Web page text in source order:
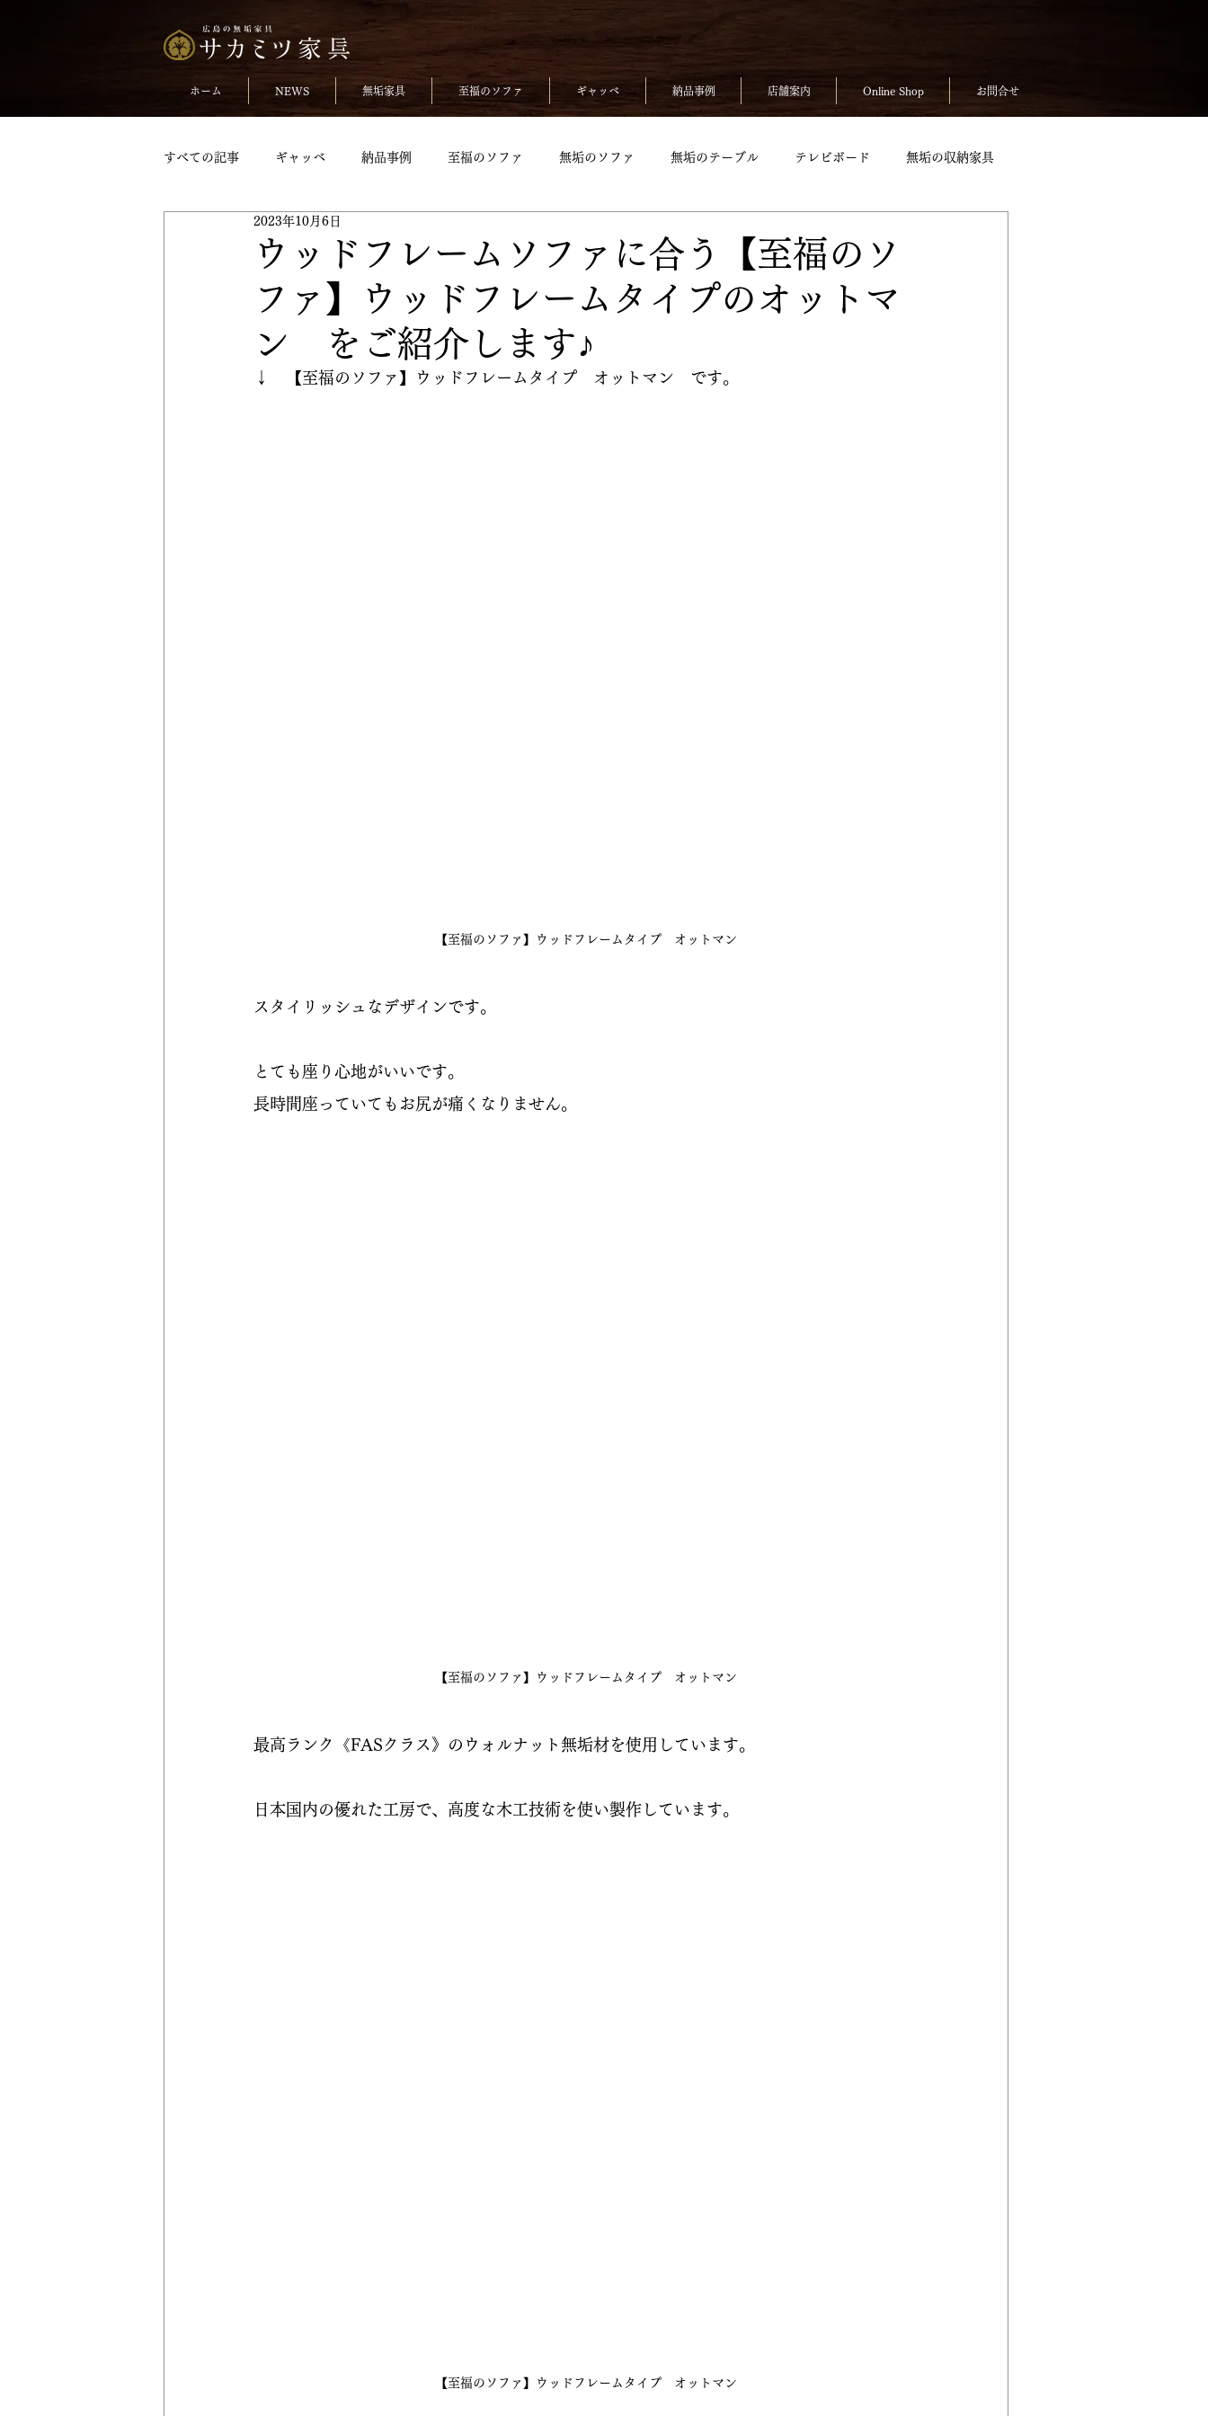
ホーム NEWS 無垢家具 至福のソファ ギャッベ 納品事例 店舗案内 Online Shop お問合せ
すべての記事 ギャッベ 納品事例 至福のソファ 無垢のソファ 無垢のテーブル テレビボード 無垢の収納家具
無垢のチェア おしらせ
TVボードpickup 収納家具pickup 無垢のチェアpickup 無垢のベッドpickup ギャッベpickup お客様の声
変形テーブル 変形テーブルpickup
ウッドフレームソファに合う【至福のソ
ファ】ウッドフレームタイプのオットマ
ン をご紹介します♪
2023年10月6日
↓　【至福のソファ】ウッドフレームタイプ　オットマン　です。
【至福のソファ】ウッドフレームタイプ　オットマン
スタイリッシュなデザインです。
とても座り心地がいいです。
長時間座っていてもお尻が痛くなりません。
【至福のソファ】ウッドフレームタイプ　オットマン
最高ランク《FASクラス》のウォルナット無垢材を使用しています。
日本国内の優れた工房で、高度な木工技術を使い製作しています。
【至福のソファ】ウッドフレームタイプ　オットマン